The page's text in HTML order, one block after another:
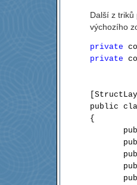
Další z
výchozího
private
private
public
{